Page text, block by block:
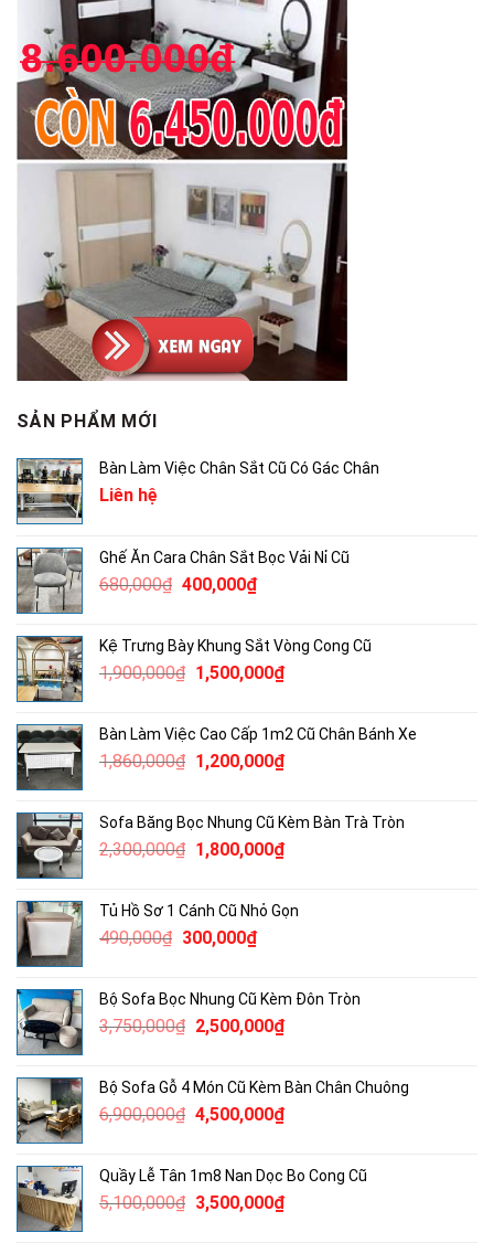
SẢN PHẨM MỚI
Bàn Làm Việc Chân Sắt Cũ Có Gác Chân
Liên hệ
Ghế Ăn Cara Chân Sắt Bọc Vải Nỉ Cũ
680,000₫ Giá
680,000₫.
400,000₫Giá
là:
400,000₫.
Kệ Trưng Bày Khung Sắt Vòng Cong Cũ
1,900,000₫ Giá
1,900,000₫.
1,500,000₫Giá
là:
1,500,000₫.
Bàn Làm Việc Cao Cấp 1m2 Cũ Chân Bánh Xe
1,860,000₫ Giá
1,860,000₫.
1,200,000₫Giá
là:
1,200,000₫.
Sofa Băng Bọc Nhung Cũ Kèm Bàn Trà Tròn
2,300,000₫ Giá
2,300,000₫.
1,800,000₫Giá
là:
Tủ Hồ Sơ 1 Cánh Cũ Nhỏ Gọn
490,000₫ Giá
490,000₫.
300,000₫Giá
là:
300,000₫.
Bộ Sofa Bọc Nhung Cũ Kèm Đôn Tròn
3,750,000₫ Giá
3,750,000₫.
2,500,000₫Giá
là:
2,500,000₫.
Bộ Sofa Gỗ 4 Món Cũ Kèm Bàn Chân Chuông
6,900,000₫ Giá
6,900,000₫.
4,500,000₫Giá
là:
4,500,000₫.
Quầy Lễ Tân 1m8 Nan Dọc Bo Cong Cũ
5,100,000₫ Giá
3,500,000₫Giá